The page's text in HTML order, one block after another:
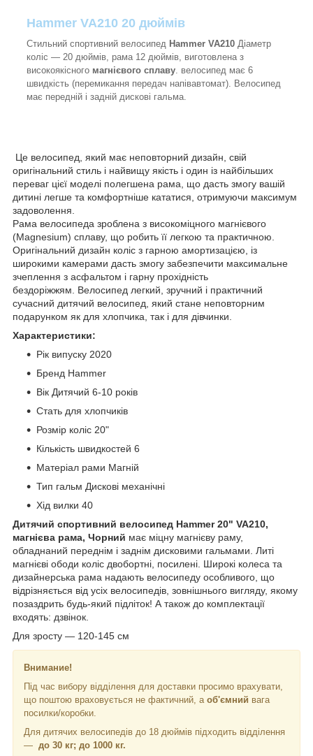
Hammer VA210 20 дюймів
Стильний спортивний велосипед Hammer VA210 Діаметр
коліс — 20 дюймів, рама 12 дюймів, виготовлена з
високоякісного магнієвого сплаву . велосипед має 6
швидкість (перемикання передач напівавтомат). Велосипед
має передній і задній дискові гальма.
Це велосипед, який має неповторний дизайн, свій
оригінальний стиль і найвищу якість і один із найбільших
переваг цієї моделі полегшена рама, що дасть змогу вашій
дитині легше та комфортніше кататися, отримуючи максимум
задоволення.
Рама велосипеда зроблена з високоміцного магнієвого
(Magnesium) сплаву, що робить її легкою та практичною.
Оригінальний дизайн коліс з гарною амортизацією, із
широкими камерами дасть змогу забезпечити максимальне
зчеплення з асфальтом і гарну прохідність
бездоріжжям. Велосипед легкий, зручний і практичний
сучасний дитячий велосипед, який стане неповторним
подарунком як для хлопчика, так і для дівчинки.
Характеристики:
Рік випуску 2020
Бренд Hammer
Вік Дитячий 6-10 років
Стать для хлопчиків
Розмір коліс 20"
Кількість швидкостей 6
Матеріал рами Магній
Тип гальм Дискові механічні
Хід вилки 40
Дитячий спортивний велосипед Hammer 20" VA210,
магнієва рама, Чорний має міцну магнієву раму,
обладнаний переднім і заднім дисковими гальмами. Литі
магнієві ободи коліс двобортні, посилені. Широкі колеса та
дизайнерська рама надають велосипеду особливого, що
відрізняється від усіх велосипедів, зовнішнього вигляду, якому
позаздрить будь-який підліток! А також до комплектації
входять: дзвінок.
Для зросту — 120-145 см
Внимание!
Під час вибору відділення для доставки просимо врахувати,
що поштою враховується не фактичний, а об'ємний вага
посилки/коробки.
Для дитячих велосипедів до 18 дюймів підходить відділення
— до 30 кг; до 1000 кг.